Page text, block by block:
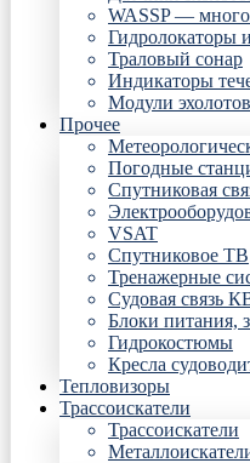
WASSP —
Гидролокаторы
Траловый сонар
Индикаторы
Модули
Прочее
Погодные
Спутниковая
VSAT
Спутниковое ТВ
Тренажерные
Судовая связь
Блоки питания,
Гидрокостюмы
Кресла
Тепловизоры
Трассоискатели
Трассоискатели